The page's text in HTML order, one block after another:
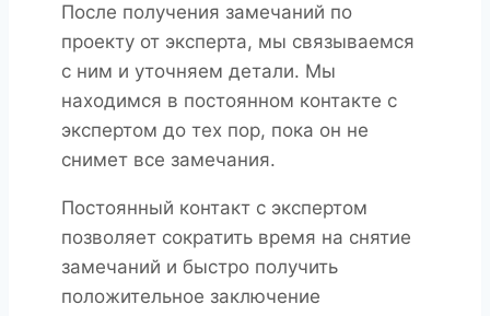
После получения замечаний по
проекту от эксперта, мы связываемся
с ним и уточняем детали. Мы
находимся в постоянном контакте с
экспертом до тех пор, пока он не
снимет все замечания.
Постоянный контакт с экспертом
позволяет сократить время на снятие
замечаний и быстро получить
положительное заключение